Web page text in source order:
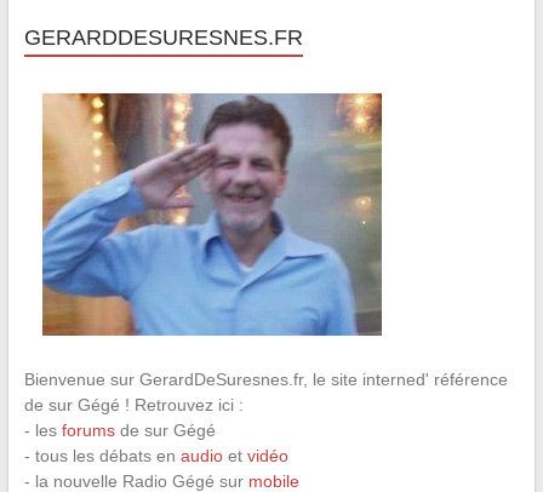
GERARDDESURESNES.FR
Bienvenue sur GerardDeSuresnes.fr, le site interned' référence
de sur Gégé ! Retrouvez ici :
- les forumsde sur Gégé
- tous les débats en audioet vidéo
- la nouvelle Radio Gégé sur mobile